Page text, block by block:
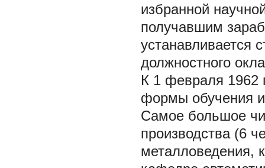
избранной
получавшим
устанавливается
должностного
К 1 февраля 1962
формы обучения
Самое большое
производства (6
металловедения,